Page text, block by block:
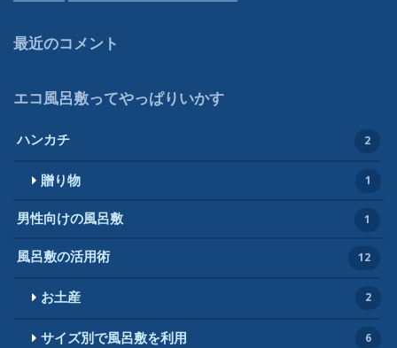
最近のコメント
エコ風呂敷ってやっぱりいかす
ハンカチ 2
贈り物 1
男性向けの風呂敷 1
風呂敷の活用術 12
お土産 2
サイズ別で風呂敷を利用 6